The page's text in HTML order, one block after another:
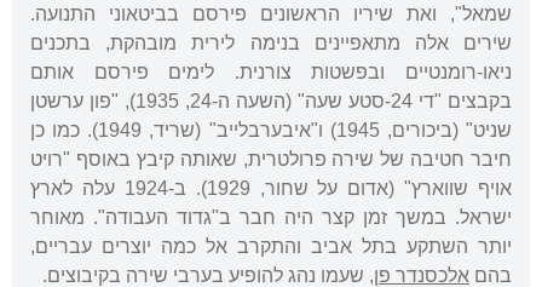
שמאל", ואת שיריו הראשונים פירסם בביטאוני התנועה.
שירים אלה מתאפיינים בנימה לירית מובהקת, בתכנים
ניאו-רומנטיים ובפשטות צורנית. לימים פירסם אותם
בקבצים "די 24-סטע שעה" (השעה ה-24, 1935), "פון ערשטן
שניט" (ביכורים, 1945) ו"איבערבלייב" (שריד, 1949). כמו כן
חיבר חטיבה של שירה פרולטרית, שאותה קיבץ באוסף "רויט
אויף שווארץ" (אדום על שחור, 1929). ב-1924 עלה לארץ
ישראל. במשך זמן קצר היה חבר ב"גדוד העבודה". מאוחר
יותר השתקע בתל אביב והתקרב אל כמה יוצרים עבריים,
בהם אלכסנדר פן, שעמו נהג להופיע בערבי שירה בקיבוצים.